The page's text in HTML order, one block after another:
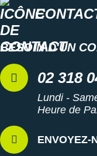
BESOIN D'UN
02 318
Lundi -
Heure de
ENVOYEZ-